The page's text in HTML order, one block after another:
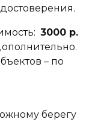
3000 р.
– по
берегу